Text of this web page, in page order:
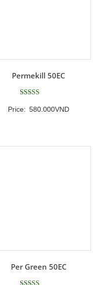
Permekill 50EC
hạng
Price: 580.000VND
Per Green 50EC